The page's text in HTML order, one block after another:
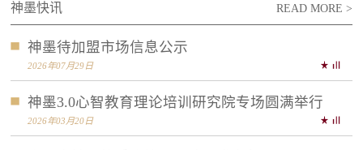
READ MORE >
神墨快讯
神墨待加盟市场信息公示
2026年07月29日
神墨3.0心智教育理论培训研究院专场圆满举行
2026年03月20日